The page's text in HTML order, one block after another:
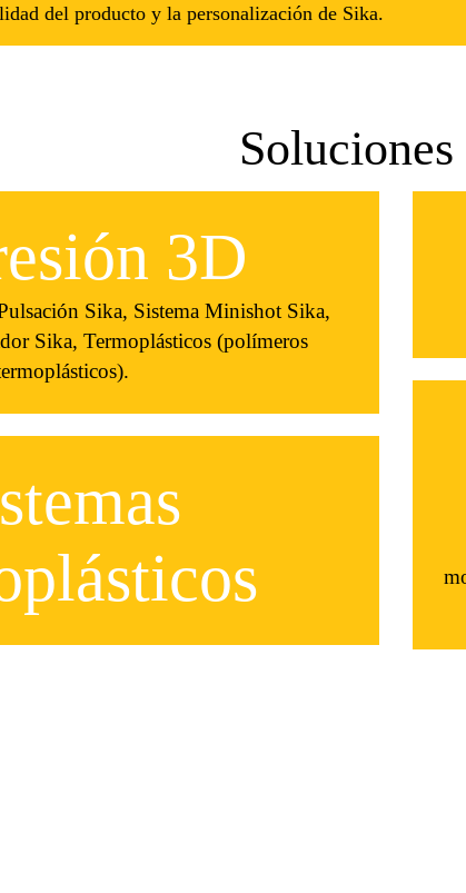
del producto y la personalización de Sika.
3D
Sika, Sistema Minishot Sika,
Sika, Termoplásticos (polímeros